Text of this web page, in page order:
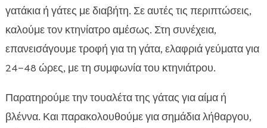
γατάκια ή γάτες με διαβήτη. Σε αυτές τις περιπτώσεις,
καλούμε τον κτηνίατρο αμέσως. Στη συνέχεια,
επανεισάγουμε τροφή για τη γάτα, ελαφριά γεύματα για
24–48 ώρες, με τη συμφωνία του κτηνιάτρου.
Παρατηρούμε την τουαλέτα της γάτας για αίμα ή
βλέννα. Και παρακολουθούμε για σημάδια λήθαργου,